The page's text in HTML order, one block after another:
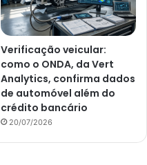
Verificação veicular:
como o ONDA, da Vert
Analytics, confirma dados
de automóvel além do
crédito bancário
20/07/2026